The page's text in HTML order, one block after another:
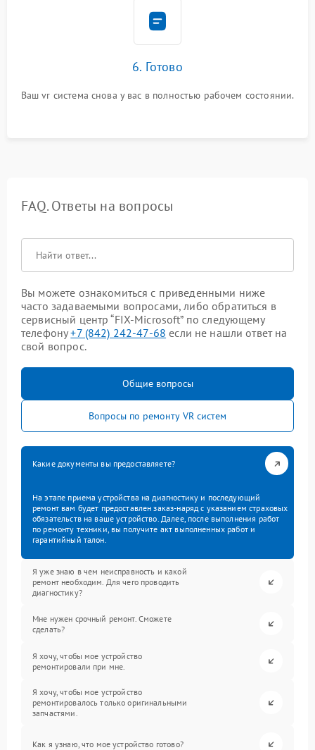
6. Готово
Ваш vr система снова у вас в полностью рабочем состоянии.
FAQ. Ответы на вопросы
Вы можете ознакомиться с приведенными ниже
часто задаваемыми вопросами, либо обратиться в
сервисный центр “FIX-Microsoft” по следующему
телефону+7 (842) 242-47-68 если не нашли ответ на
свой вопрос.
Общие вопросы
Вопросы по ремонту VR систем
Какие документы вы предоставляете?
На этапе приема устройства на диагностику и последующий
ремонт вам будет предоставлен заказ-наряд с указанием страховых
обязательств на ваше устройство. Далее, после выполнения работ
по ремонту техники, вы получите акт выполненных работ и
гарантийный талон.
Я уже знаю в чем неисправность и какой
ремонт необходим. Для чего проводить
диагностику?
Мне нужен срочный ремонт. Сможете
сделать?
Я хочу, чтобы мое устройство
ремонтировали при мне.
Я хочу, чтобы мое устройство
ремонтировалось только оригинальными
запчастями.
Как я узнаю, что мое устройство готово?